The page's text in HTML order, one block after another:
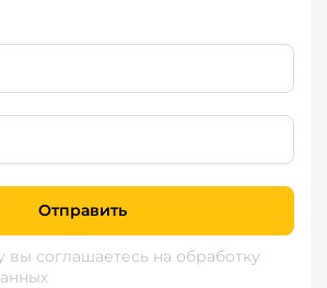
Отправить
вы соглашаетесь на обработку